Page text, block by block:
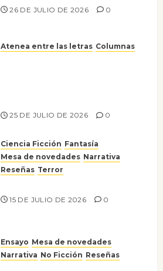
26 DE JULIO DE 2026 0
Atenea entre las letras Columnas
25 DE JULIO DE 2026 0
Ciencia Ficción Fantasía
Mesa de novedades Narrativa
Reseñas Terror
15 DE JULIO DE 2026 0
Ensayo Mesa de novedades
Narrativa No Ficción Reseñas